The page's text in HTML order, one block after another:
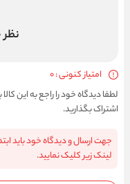
امتیاز کنونی : 0
لطفا دیدگاه خود را راجع به این
اشتراک بگذارید.
جهت ارسال و دیدگاه خود باید
لینک زیر کلیک نمایید.